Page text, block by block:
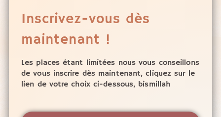
Inscrivez-vous dès
maintenant !
Les places étant limitées nous vous conseillons
de vous inscrire dès maintenant, cliquez sur le
lien de votre choix ci-dessous, bismillah